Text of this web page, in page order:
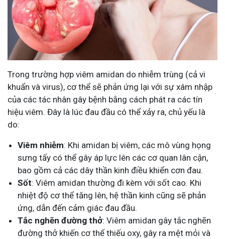
Trong trường hợp viêm amidan do nhiễm trùng (cả vi
khuẩn và virus), cơ thể sẽ phản ứng lại với sự xâm nhập
của các tác nhân gây bệnh bằng cách phát ra các tín
hiệu viêm. Đây là lúc đau đầu có thể xảy ra, chủ yếu là
do:
Viêm nhiễm: Khi amidan bị viêm, các mô vùng họng
sưng tấy có thể gây áp lực lên các cơ quan lân cận,
bao gồm cả các dây thần kinh điều khiển cơn đau.
Sốt: Viêm amidan thường đi kèm với sốt cao. Khi
nhiệt độ cơ thể tăng lên, hệ thần kinh cũng sẽ phản
ứng, dẫn đến cảm giác đau đầu.
Tắc nghẽn đường thở: Viêm amidan gây tắc nghẽn
đường thở khiến cơ thể thiếu oxy, gây ra mệt mỏi và